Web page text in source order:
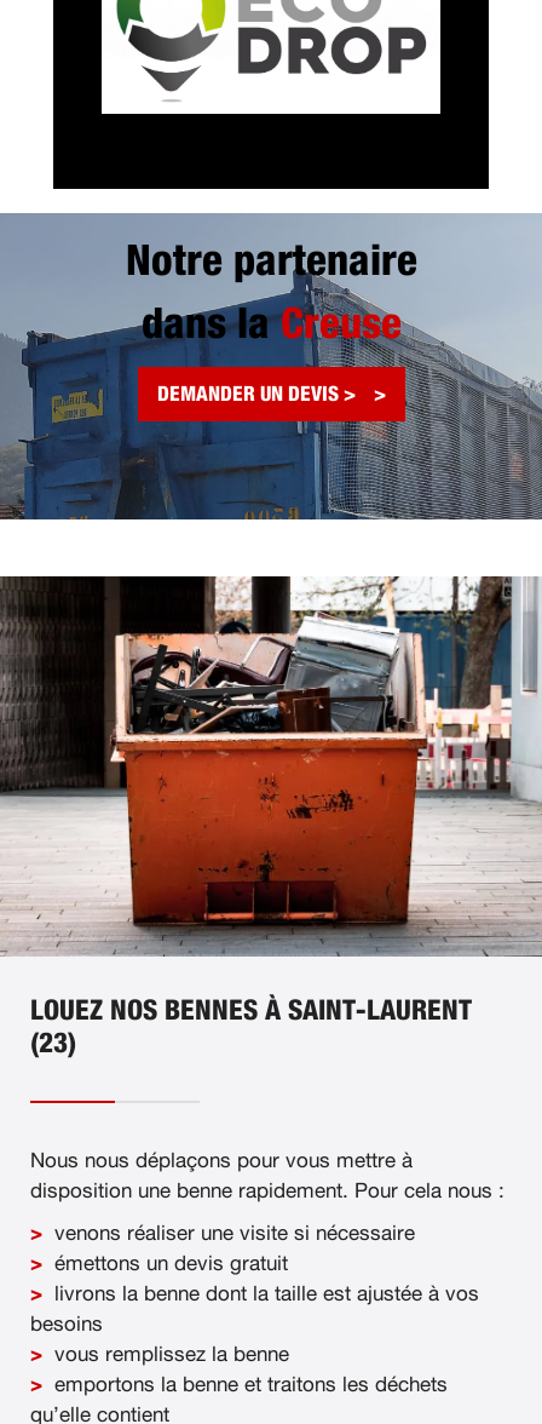
Notre partenaire
dans laCreuse
DEMANDER UN DEVIS >
LOUEZ NOS BENNES À SAINT-LAURENT
(23)
Nous nous déplaçons pour vous mettre à
disposition une benne rapidement. Pour cela nous :
venons réaliser une visite si nécessaire
émettons un devis gratuit
livrons la benne dont la taille est ajustée à vos
besoins
vous remplissez la benne
emportons la benne et traitons les déchets
qu’elle contient